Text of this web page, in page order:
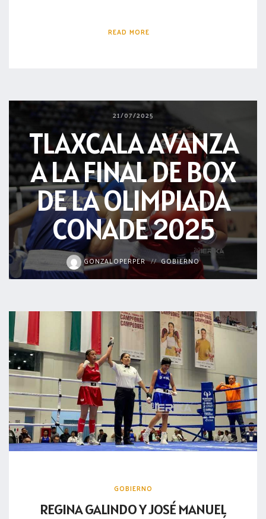
READ MORE
21/07/2025
TLAXCALA AVANZA
A LA FINAL DE BOX
DE LA OLIMPIADA
CONADE 2025
GONZALOPERPER GOBIERNO
GOBIERNO
REGINA GALINDO Y JOSÉ MANUEL